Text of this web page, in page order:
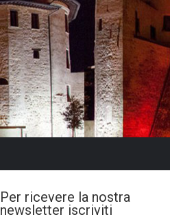
Per ricevere la nostra
newsletter iscriviti